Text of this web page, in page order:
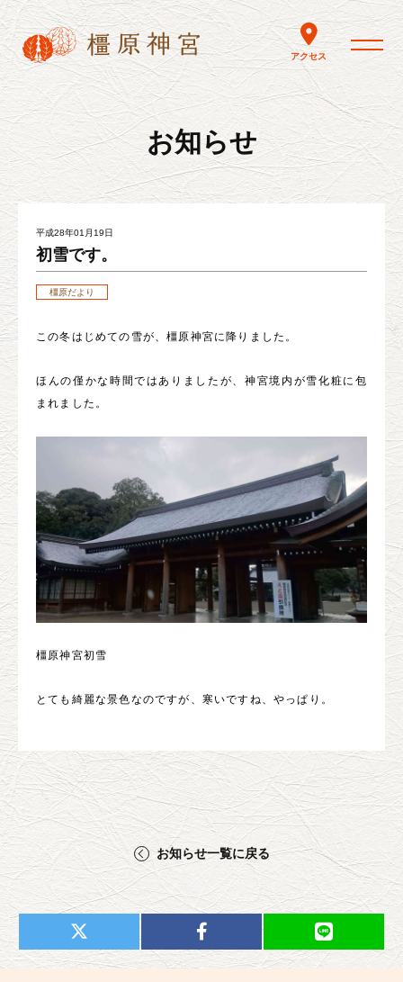
アクセス
toggle
お知らせ
平成28年01月19日
初雪です。
橿原だより
この冬はじめての雪が、橿原神宮に降りました。
ほんの僅かな時間ではありましたが、神宮境内が雪化粧に包
まれました。
橿原神宮初雪
とても綺麗な景色なのですが、寒いですね、やっぱり。
お知らせ一覧に戻る